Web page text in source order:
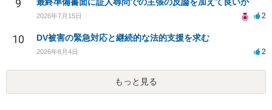
9
2026年7月15日 2
10 DV被害の緊急対応と継続的な法的支援を求む
2026年8月4日 2
もっと見る